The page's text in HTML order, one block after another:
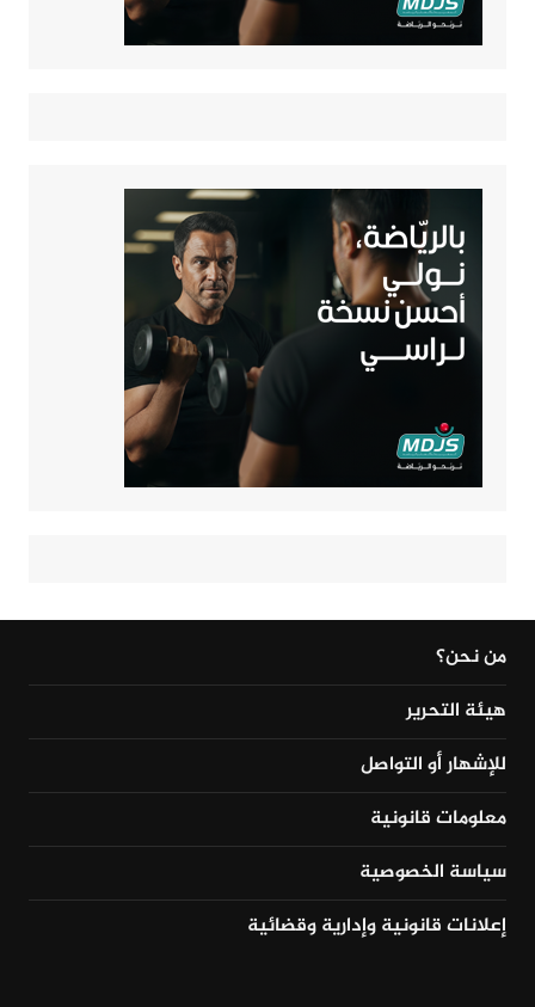
من نحن؟
هيئة التحرير
للإشهار أو التواصل
معلومات قانونية
سياسة الخصوصية
إعلانات قانونية وإدارية وقضائية